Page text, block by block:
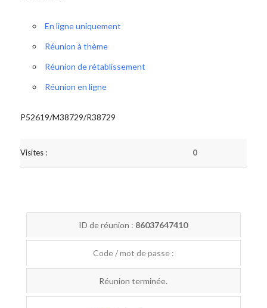
En ligne uniquement
Réunion à thème
Réunion de rétablissement
Réunion en ligne
P52619/M38729/R38729
Visites : 0
ID de réunion : 86037647410
Code / mot de passe :
Réunion terminée.